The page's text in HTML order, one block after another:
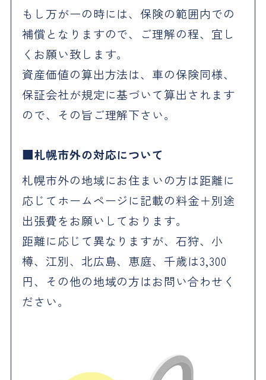
もし万が一の時には、保険の範囲内での
補償となりますので、ご理解の程、宜し
くお願い致します。
資産価値の算出方法は、車の保険同様、
保証会社が規定に基づいて算出されます
ので、その旨ご理解下さい。
札幌市外の対応について
札幌市外の地域にお住まいの方は距離に
応じてホームページに記載の料金＋別途
出張費をお願いしております。
距離に応じて異なりますが、石狩、小
樽、江別、北広島、恵庭、千歳は3,300
円、その他の地域の方はお問い合わせく
ださい。